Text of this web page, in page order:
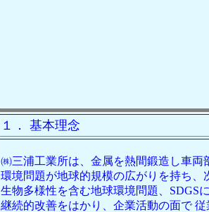
１． 基本理念
㈱三浦工業所は、金属を熱間鍛造し車
環境問題が地球的規模の広がりを持ち
生物多様性を含む地球環境問題、SDGS
継続的改善をはかり、企業活動の面で